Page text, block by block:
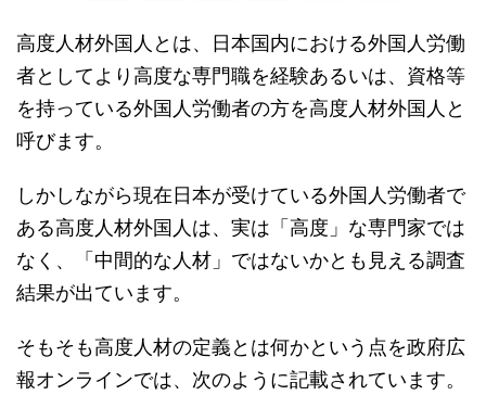
高度人材外国人とは、日本国内における外国人労働
者としてより高度な専門職を経験あるいは、資格等
を持っている外国人労働者の方を高度人材外国人と
呼びます。
しかしながら現在日本が受けている外国人労働者で
ある高度人材外国人は、実は「高度」な専門家では
なく、「中間的な人材」ではないかとも見える調査
結果が出ています。
そもそも高度人材の定義とは何かという点を政府広
報オンラインでは、次のように記載されています。